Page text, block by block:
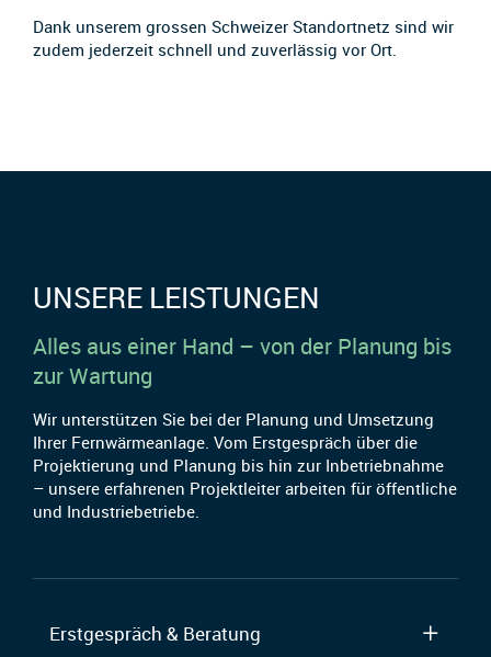
Dank unserem grossen Schweizer Standortnetz sind wir
zudem jederzeit schnell und zuverlässig vor Ort.
UNSERE LEISTUNGEN
Alles aus einer Hand – von der Planung bis
zur Wartung
Wir unterstützen Sie bei der Planung und Umsetzung
Ihrer Fernwärmeanlage. Vom Erstgespräch über die
Projektierung und Planung bis hin zur Inbetriebnahme
– unsere erfahrenen Projektleiter arbeiten für öffentliche
und Industriebetriebe.
Erstgespräch & Beratung